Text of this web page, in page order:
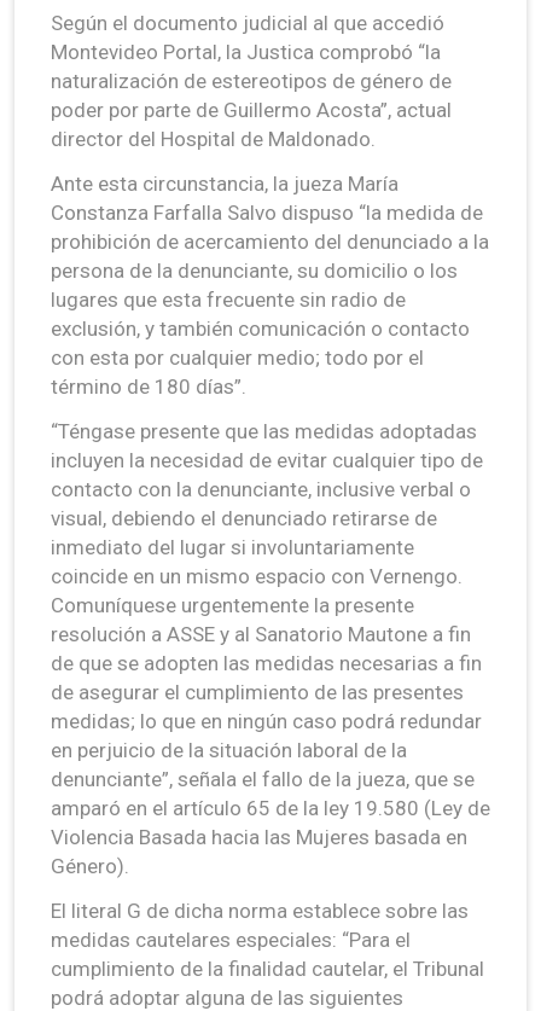
Según el documento judicial al que accedió
Montevideo Portal, la Justica comprobó “la
naturalización de estereotipos de género de
poder por parte de Guillermo Acosta”, actual
director del Hospital de Maldonado.
Ante esta circunstancia, la jueza María
Constanza Farfalla Salvo dispuso “la medida de
prohibición de acercamiento del denunciado a la
persona de la denunciante, su domicilio o los
lugares que esta frecuente sin radio de
exclusión, y también comunicación o contacto
con esta por cualquier medio; todo por el
término de 180 días”.
“Téngase presente que las medidas adoptadas
incluyen la necesidad de evitar cualquier tipo de
contacto con la denunciante, inclusive verbal o
visual, debiendo el denunciado retirarse de
inmediato del lugar si involuntariamente
coincide en un mismo espacio con Vernengo.
Comuníquese urgentemente la presente
resolución a ASSE y al Sanatorio Mautone a fin
de que se adopten las medidas necesarias a fin
de asegurar el cumplimiento de las presentes
medidas; lo que en ningún caso podrá redundar
en perjuicio de la situación laboral de la
denunciante”, señala el fallo de la jueza, que se
amparó en el artículo 65 de la ley 19.580 (Ley de
Violencia Basada hacia las Mujeres basada en
Género).
El literal G de dicha norma establece sobre las
medidas cautelares especiales: “Para el
cumplimiento de la finalidad cautelar, el Tribunal
podrá adoptar alguna de las siguientes